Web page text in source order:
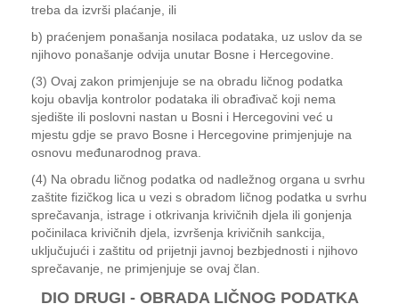
treba da izvrši plaćanje, ili
b) praćenjem ponašanja nosilaca podataka, uz uslov da se
njihovo ponašanje odvija unutar Bosne i Hercegovine.
(3) Ovaj zakon primjenjuje se na obradu ličnog podatka
koju obavlja kontrolor podataka ili obrađivač koji nema
sjedište ili poslovni nastan u Bosni i Hercegovini već u
mjestu gdje se pravo Bosne i Hercegovine primjenjuje na
osnovu međunarodnog prava.
(4) Na obradu ličnog podatka od nadležnog organa u svrhu
zaštite fizičkog lica u vezi s obradom ličnog podatka u svrhu
sprečavanja, istrage i otkrivanja krivičnih djela ili gonjenja
počinilaca krivičnih djela, izvršenja krivičnih sankcija,
uključujući i zaštitu od prijetnji javnoj bezbjednosti i njihovo
sprečavanje, ne primjenjuje se ovaj član.
DIO DRUGI - OBRADA LIČNOG PODATKA